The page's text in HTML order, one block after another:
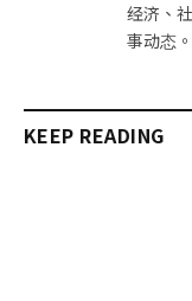
经济、
事动态。
KEEP READING